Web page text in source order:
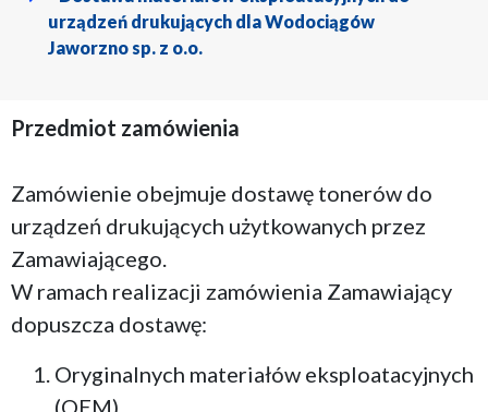
urządzeń drukujących dla Wodociągów
Jaworzno sp. z o.o.
Przedmiot zamówienia
Zamówienie obejmuje dostawę tonerów do
urządzeń drukujących użytkowanych przez
Zamawiającego.
W ramach realizacji zamówienia Zamawiający
dopuszcza dostawę:
Oryginalnych materiałów eksploatacyjnych
(OEM).